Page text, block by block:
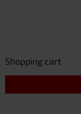
Shopping cart